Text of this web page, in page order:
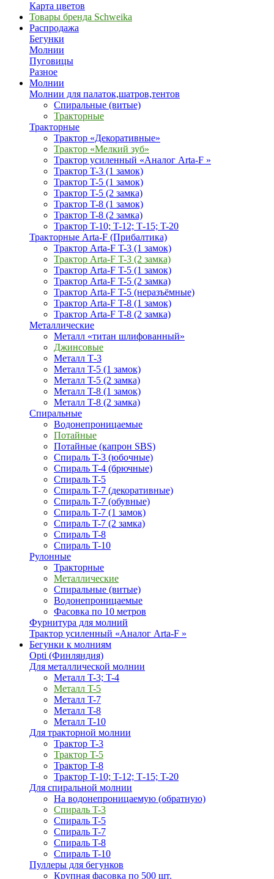
Карта цветов
Товары бренда Schweika
Распродажа
Бегунки
Молнии
Пуговицы
Разное
Молнии
Молнии для палаток,шатров,тентов
Спиральные (витые)
Тракторные
Тракторные
Трактор «Декоративные»
Трактор «Мелкий зуб»
Трактор усиленный «Аналог Arta-F »
Трактор T-3 (1 замок)
Трактор T-5 (1 замок)
Трактор T-5 (2 замка)
Трактор T-8 (1 замок)
Трактор T-8 (2 замка)
Трактор T-10; T-12; Т-15; T-20
Тракторные Arta-F (Прибалтика)
Трактор Arta-F T-3 (1 замок)
Трактор Arta-F T-3 (2 замка)
Трактор Arta-F T-5 (1 замок)
Трактор Arta-F T-5 (2 замка)
Трактор Arta-F T-5 (неразъёмные)
Трактор Arta-F T-8 (1 замок)
Трактор Arta-F T-8 (2 замка)
Металлические
Металл «титан шлифованный»
Джинсовые
Металл Т-3
Металл T-5 (1 замок)
Металл T-5 (2 замка)
Металл T-8 (1 замок)
Металл T-8 (2 замка)
Спиральные
Водонепроницаемые
Потайные
Потайные (капрон SBS)
Спираль T-3 (юбочные)
Спираль T-4 (брючные)
Спираль T-5
Спираль T-7 (декоративные)
Спираль T-7 (обувные)
Спираль T-7 (1 замок)
Спираль T-7 (2 замка)
Спираль T-8
Спираль T-10
Рулонные
Тракторные
Металлические
Спиральные (витые)
Водонепроницаемые
Фасовка по 10 метров
Фурнитура для молний
Трактор усиленный «Аналог Arta-F »
Бегунки к молниям
Opti (Финляндия)
Для металлической молнии
Металл T-3; T-4
Металл T-5
Металл T-7
Металл T-8
Металл T-10
Для тракторной молнии
Трактор T-3
Трактор T-5
Трактор T-8
Трактор T-10; T-12; Т-15; T-20
Для спиральной молнии
На водонепроницаемую (обратную)
Спираль T-3
Спираль T-5
Спираль T-7
Спираль T-8
Спираль T-10
Пуллеры для бегунков
Крупная фасовка по 500 шт.